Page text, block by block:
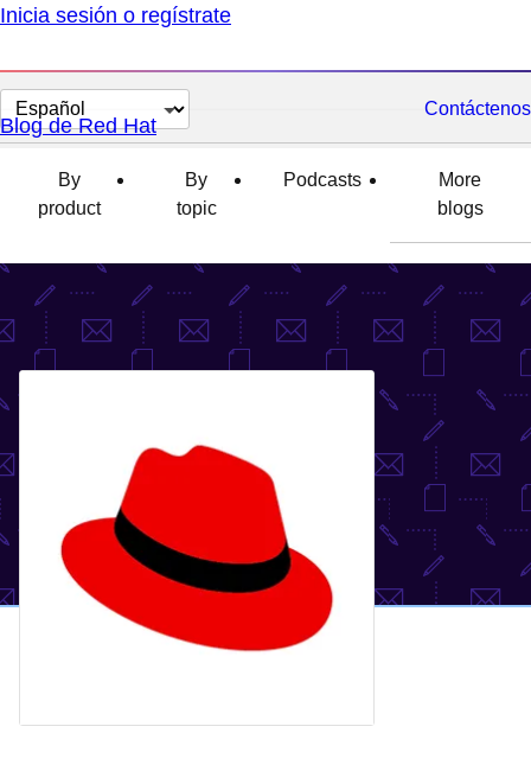
Inicia sesión o regístrate
Cambiar
el
idioma
Contáctenos
Blog de Red Hat
By
product
By
topic
Podcasts
More
blogs